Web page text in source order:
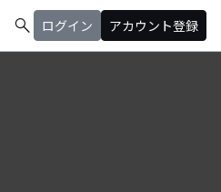
search ログイン アカウント登録